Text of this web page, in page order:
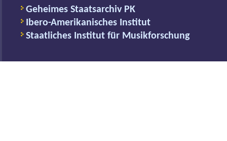
Geheimes Staatsarchiv PK
Ibero-Amerikanisches Institut
Staatliches Institut für Musikforschung